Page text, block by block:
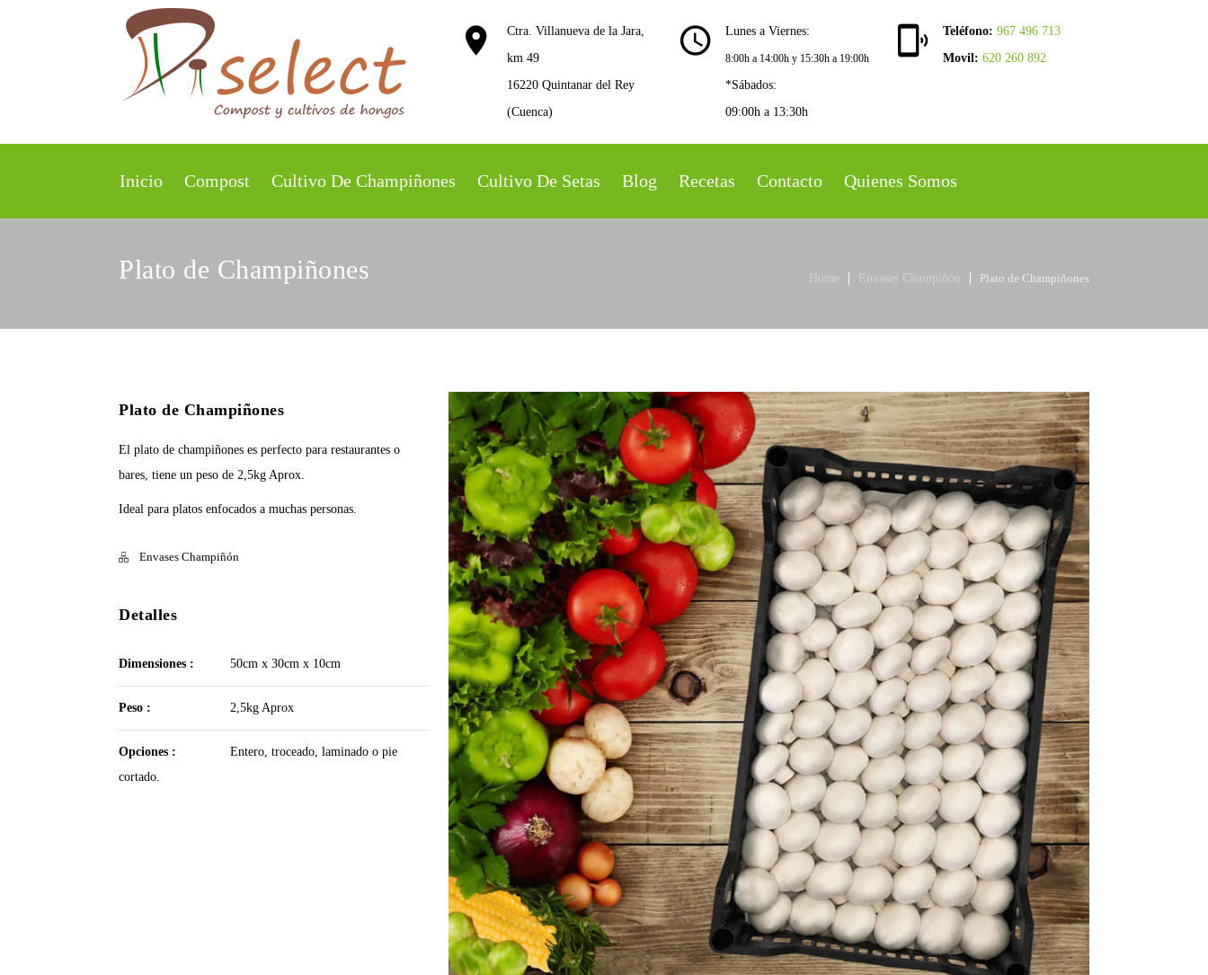
Ctra. Villanueva de la Jara,
km 49
16220 Quintanar del Rey
(Cuenca)
Lunes a Viernes:
8:00h a 14:00h y 15:30h a 19:00h
*Sábados:
09:00h a 13:30h
Teléfono: 967 496 713
Movil: 620 260 892
Inicio Compost Cultivo De Champiñones Cultivo De Setas Blog Recetas Contacto Quienes Somos
Plato de Champiñones Home Envases Champiñón Plato de Champiñones
Plato de Champiñones
El plato de champiñones es perfecto para restaurantes o
bares, tiene un peso de 2,5kg Aprox.
Ideal para platos enfocados a muchas personas.
Envases Champiñón
Detalles
Dimensiones : 50cm x 30cm x 10cm
Peso : 2,5kg Aprox
Opciones :
Entero, troceado, laminado o pie
cortado.